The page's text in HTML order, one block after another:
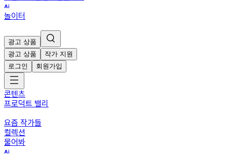
놀이터
광고 상품
광고 상품
작가 지원
로그인
회원가입
콘텐츠
프로덕트 밸리
요즘 작가들
컬렉션
물어봐